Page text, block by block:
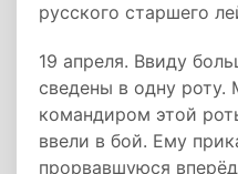
русского старшего
19 апреля. Ввиду
сведены в одну роту.
командиром этой
ввели в бой. Ему
прорвавшуюся